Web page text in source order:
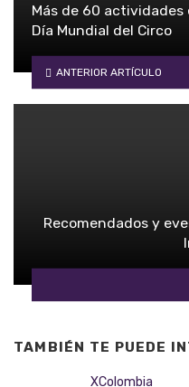
Más de 60 actividades
Día Mundial del Circo
ANTERIOR ARTÍCULO
Recomendados y
TAMBIÉN TE PUEDE
XColombia